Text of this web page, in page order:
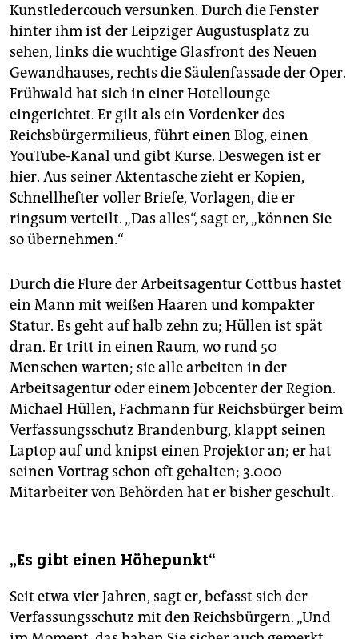
Kunstledercouch versunken. Durch die Fenster
hinter ihm ist der Leipziger Augustusplatz zu
sehen, links die wuchtige Glasfront des Neuen
Gewandhauses, rechts die Säulenfassade der Oper.
Frühwald hat sich in einer Hotellounge
eingerichtet. Er gilt als ein Vordenker des
Reichsbürgermilieus, führt einen Blog, einen
YouTube-Kanal und gibt Kurse. Deswegen ist er
hier. Aus seiner Aktentasche zieht er Kopien,
Schnellhefter voller Briefe, Vorlagen, die er
ringsum verteilt. „Das alles“, sagt er, „können Sie
so übernehmen.“
Durch die Flure der Arbeitsagentur Cottbus hastet
ein Mann mit weißen Haaren und kompakter
Statur. Es geht auf halb zehn zu; Hüllen ist spät
dran. Er tritt in einen Raum, wo rund 50
Menschen warten; sie alle arbeiten in der
Arbeitsagentur oder einem Jobcenter der Region.
Michael Hüllen, Fachmann für Reichsbürger beim
Verfassungsschutz Brandenburg, klappt seinen
Laptop auf und knipst einen Projektor an; er hat
seinen Vortrag schon oft gehalten; 3.000
Mitarbeiter von Behörden hat er bisher geschult.
„Es gibt einen Höhepunkt“
Seit etwa vier Jahren, sagt er, befasst sich der
Verfassungsschutz mit den Reichsbürgern. „Und